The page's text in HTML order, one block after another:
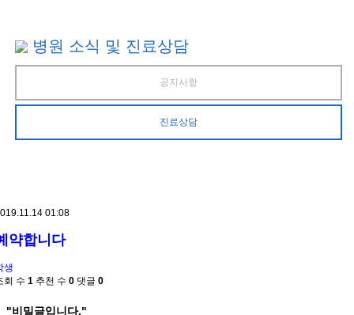
병원 소식 및 진료상담
공지사항
진료상담
01:08
약합니다
생
회 수 1 추천 수 0 댓글 0
"비밀글입니다."